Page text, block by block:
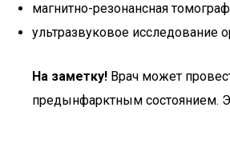
магнитно-резонансная
ультразвуковое исследование
На заметку! Врач может
предынфарктным состоянием.